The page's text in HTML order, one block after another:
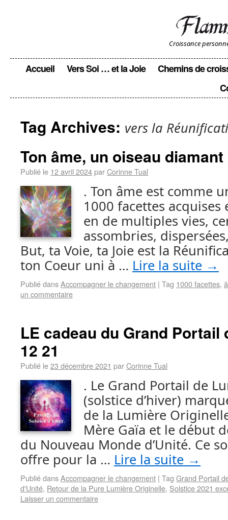
Croissance
Accueil Vers Soi … et la Joie
Chemins de
Tag Archives: vers la
Ton âme, un oiseau
Publié le 12 avril 2024parCorinne Tual
. Ton âme est comme
1000 facettes
en de multiples vies,
assombries,
But, ta Voie, ta Joie est la
ton Coeur uni à … Lire la suite →
Publié dansAccompagner le changement | Tag 1000 facettes,
un commentaire
LE cadeau du Grand Portail
12 21
Publié le23 décembre 2021 parCorinne Tual
. Le Grand Portail de
(solstice d’hiver)
de la Lumière
Mère Gaïa et le début
du Nouveau Monde d’Unité. Ce
offre pour la … Lire la suite →
Publié dansAccompagner le changement | Tag Grand Portail
d'Unité, Retour de la Pure Lumière Originelle, Solstice 2021
Laisser un commentaire